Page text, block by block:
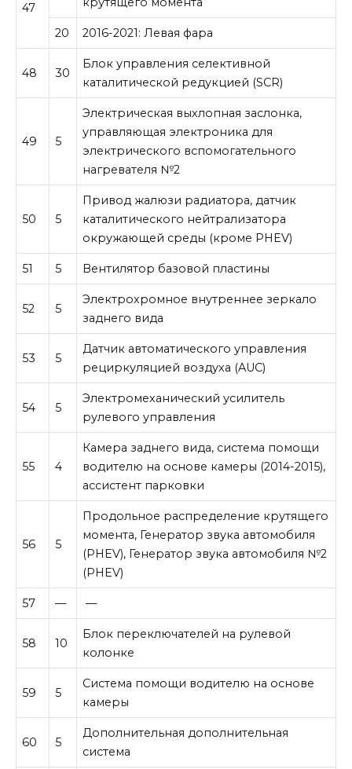
47
20 2016-2021: Левая фара
48 30
Блок управления селективной
каталитической редукцией (SCR)
49 5
Электрическая выхлопная заслонка,
управляющая электроника для
электрического вспомогательного
нагревателя №2
50 5
Привод жалюзи радиатора, датчик
каталитического нейтрализатора
окружающей среды (кроме PHEV)
51 5 Вентилятор базовой пластины
52 5
Электрохромное внутреннее зеркало
заднего вида
53 5
Датчик автоматического управления
рециркуляцией воздуха (AUC)
54 5
Электромеханический усилитель
рулевого управления
55 4
Камера заднего вида, система помощи
водителю на основе камеры (2014-2015),
ассистент парковки
56 5
Продольное распределение крутящего
момента, Генератор звука автомобиля
(PHEV), Генератор звука автомобиля №2
(PHEV)
57 — —
58 10
Блок переключателей на рулевой
колонке
59 5
Система помощи водителю на основе
камеры
60 5
Дополнительная дополнительная
система